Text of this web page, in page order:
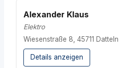
Alexander Klaus
Elektro
Wiesenstraße 8, 45711 Datteln
Details anzeigen